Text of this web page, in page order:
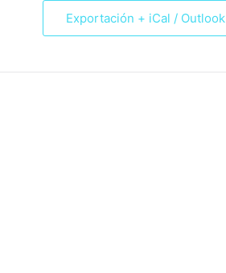
Exportación + iCal / Outlook